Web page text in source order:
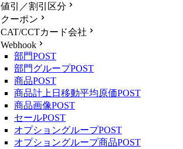
値引／割引区分
クーポン
CAT/CCTカード会社
Webhook
部門POST
部門グループPOST
商品POST
商品計上日移動平均原価POST
商品画像POST
セールPOST
オプショングループPOST
オプショングループ商品POST